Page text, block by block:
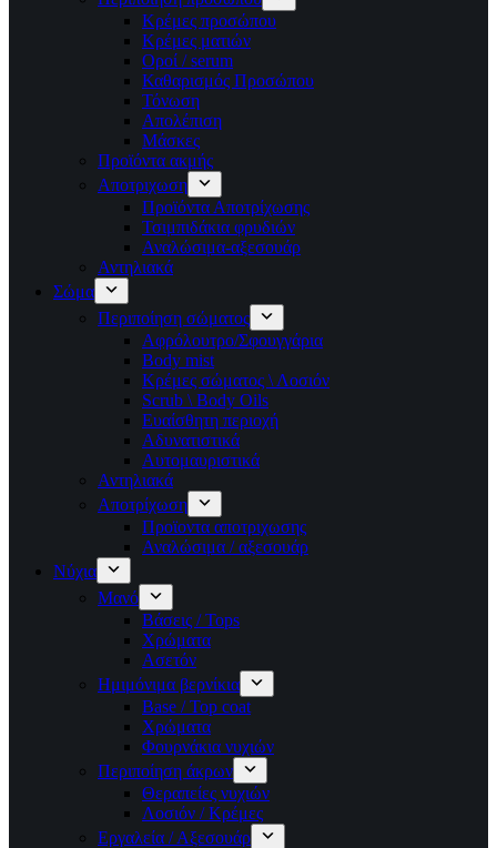
Κρέμες προσώπου
Κρέμες ματιών
Οροί / serum
Καθαρισμός Προσώπου
Τόνωση
Απολέπιση
Μάσκες
Προϊόντα ακμής
Αποτριχωση
Προϊόντα Αποτρίχωσης
Τσιμπιδάκια φρυδιών
Αναλώσιμα-αξεσουάρ
Αντηλιακά
Σώμα
Περιποίηση σώματος
Αφρόλουτρο/Σφουγγάρια
Body mist
Κρέμες σώματος \ Λοσιόν
Scrub \ Body Oils
Ευαίσθητη περιοχή
Αδυνατιστικά
Αυτομαυριστικά
Αντηλιακά
Αποτρίχωση
Προϊοντα αποτριχωσης
Αναλώσιμα / αξεσουάρ
Νύχια
Μανό
Βάσεις / Tops
Χρώματα
Ασετόν
Ημιμόνιμα βερνίκια
Base / Top coat
Χρώματα
Φουρνάκια νυχιών
Περιποίηση άκρων
Θεραπείες νυχιών
Λοσιόν / Κρέμες
Εργαλεία / Αξεσουάρ